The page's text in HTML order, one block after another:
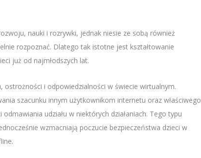
nauki i rozrywki, jednak niesie ze sobą również
rozpoznać. Dlatego tak istotne jest kształtowanie
już od najmłodszych lat.
ostrożności i odpowiedzialności w świecie wirtualnym.
szacunku innym użytkownikom internetu oraz właściwego
udziału w niektórych działaniach. Tego typu
wzmacniają poczucie bezpieczeństwa dzieci w